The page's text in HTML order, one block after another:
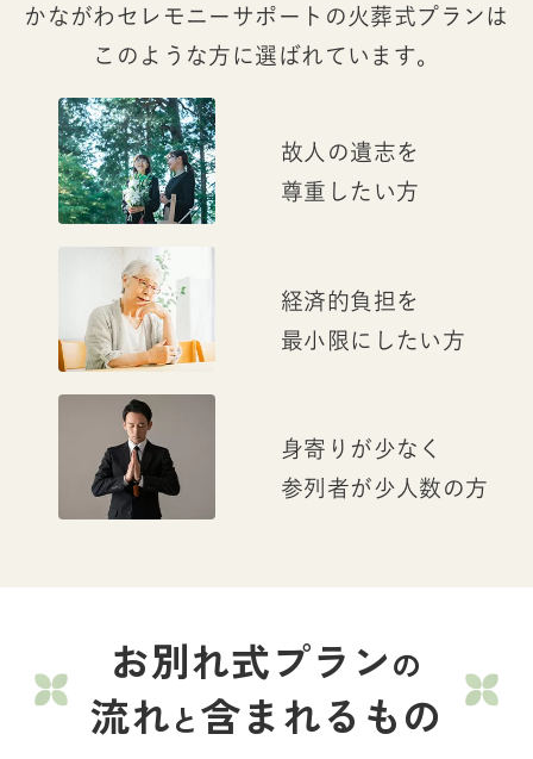
かながわセレモニーサポートの火葬式プランは
このような方に選ばれています。
故人の遺志を
尊重したい方
経済的負担を
最小限にしたい方
身寄りが少なく
参列者が少人数の方
お別れ式プランの
流れと含まれるもの